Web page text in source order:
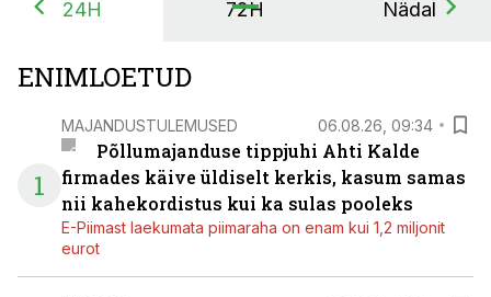
24H 72H Nädal
ENIMLOETUD
1
MAJANDUSTULEMUSED 06.08.26, 09:34
Põllumajanduse tippjuhi Ahti Kalde
firmades käive üldiselt kerkis, kasum samas
nii kahekordistus kui ka sulas pooleks
E-Piimast laekumata piimaraha on enam kui 1,2 miljonit
eurot